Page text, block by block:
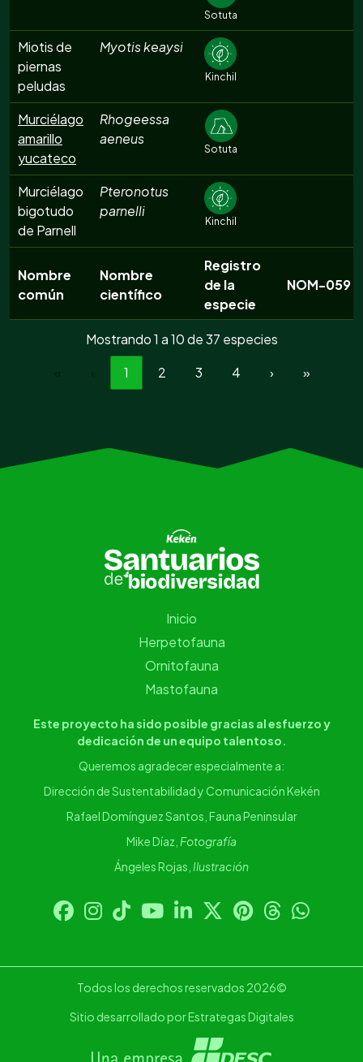
Sotuta
Miotis de
piernas
peludas
Myotis keaysi
Kinchil
Murciélago
amarillo
yucateco
Rhogeessa
aeneus
Sotuta
Murciélago
bigotudo
de Parnell
Pteronotus
parnelli
Kinchil
Nombre
común
Nombre
científico
Registro
de la
especie
NOM-059
Mostrando 1 a 10 de 37 especies
1 2 3 4 › »
Inicio
Herpetofauna
Ornitofauna
Mastofauna
Este proyecto ha sido posible gracias al esfuerzo y
dedicación de un equipo talentoso.
Queremos agradecer especialmente a:
Dirección de Sustentabilidad y Comunicación Kekén
Rafael Domínguez Santos, Fauna Peninsular
Mike Díaz, Fotografía
Ángeles Rojas, Ilustración
Todos los derechos reservados 2026©
Sitio desarrollado por Estrategas Digitales